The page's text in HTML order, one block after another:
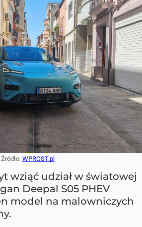
WPROST.pl
wziąć udział w światowej
Deepal S05 PHEV
model na malowniczych